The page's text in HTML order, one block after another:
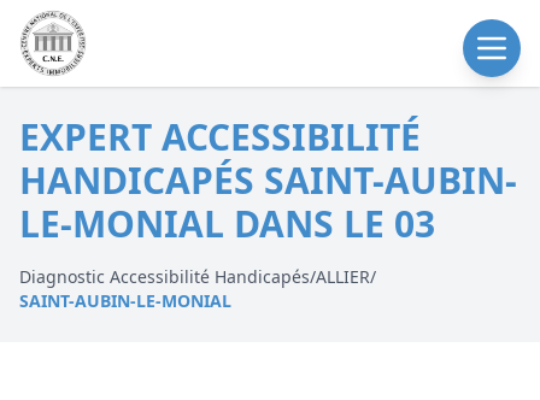
EXPERT ACCESSIBILITÉ
HANDICAPÉS SAINT-AUBIN-
LE-MONIAL DANS LE 03
Diagnostic Accessibilité Handicapés/ALLIER/
SAINT-AUBIN-LE-MONIAL